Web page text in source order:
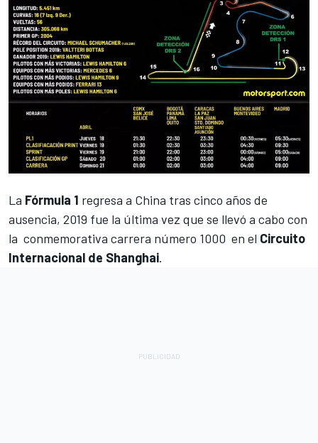
La Fórmula 1 regresa a China tras cinco años de
ausencia, 2019 fue la última vez que se llevó a cabo con
la conmemorativa carrera número 1000 en el Circuito
Internacional de Shanghai.